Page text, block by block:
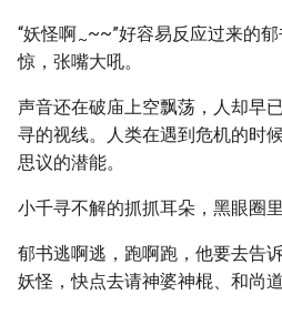
“妖怪啊~~~”好容易反应过来的
惊，张嘴大吼。
声音还在破庙上空飘荡，人却早
寻的视线。人类在遇到危机的时
思议的潜能。
小千寻不解的抓抓耳朵，黑眼圈
郁书逃啊逃，跑啊跑，他要去告
妖怪，快点去请神婆神棍、和尚